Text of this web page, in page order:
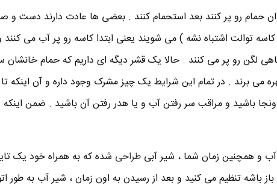
حمام رو پر کنند بعد استحمام کنند . بعضی ها عادت دارند دست و
توالت اشتباه نشه ) می شویند یعنی ابتدا کاسه رو پر آب می کنند
لگن رو پر می کنند . حالا یک قشر دیگه ای داریم که حمام خانشان
می برند . در تمام این شرایط یک چیز مشرک وجود داره و آن اینکه
اونجا باشید و مراقب سر رفتن آب و یا هدر رفتن آن باشید . ضمن
آب و همچنین زمان شما ، شیر آبی طراحی شده که به همراه خود یک
باشه تنظیم می کنید و بعد از رسیدن به اون زمان ، شیر آب به طور